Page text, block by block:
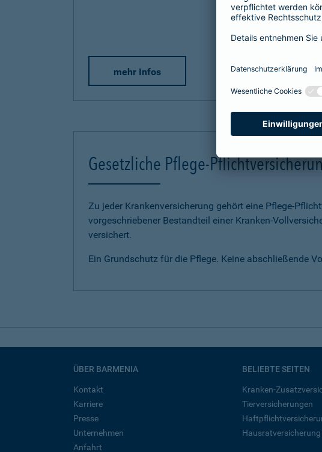
mehr Infos
Gesetzliche Pflege-
Zu jeder Krankenversicherung gehört eine Pflege-
vorgeschriebener Bestandteil einer Kranken-
versichert.
Ein Grundschutz für die Pflege. Keine abschließende
ÜBER BARMENIA
Kontakt
Karriere
Presse
Unternehmen
Anfahrt
BELIEBTE SEITEN
Kranken-
Tierversicherungen
Hausratversicherung